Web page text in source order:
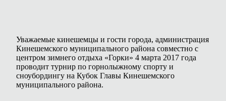
Уважаемые кинешемцы и гости города, администрация
Кинешемского муниципального района совместно с
центром зимнего отдыха «Горки» 4 марта 2017 года
проводит турнир по горнолыжному спорту и
сноубордингу на Кубок Главы Кинешемского
муниципального района.